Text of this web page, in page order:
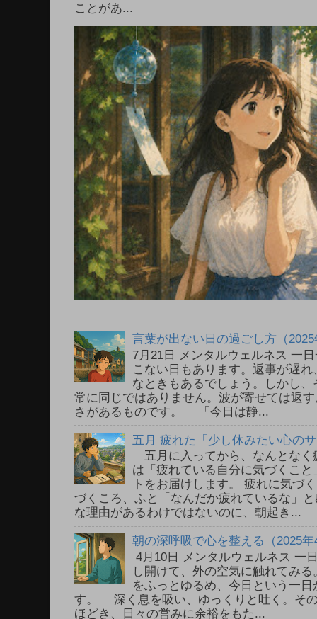
ことがあ...
言葉が出ない日の過ごし方（
7月21日 メンタルウェルネス 一
こない日もあります。返事が遅
なときもあるでしょう。しかし
常に同じではありません。波が寄せては返
さがあるものです。 「今日は静...
五月 疲れた「少し休みたい心の
五月に入ってから、なんとなく
は「疲れている自分に気づくこ
トをお届けします。 疲れに気
づくころ、ふと「なんだか疲れているな」
な理由があるわけではないのに、朝起き...
朝の深呼吸で心を整える（2025
4月10日 メンタルウェルネス
し開けて、外の空気に触れてみ
をふっとゆるめ、今日という一
す。 深く息を吸い、ゆっくりと吐く。そ
ほどき、日々の営みに余裕をもた...